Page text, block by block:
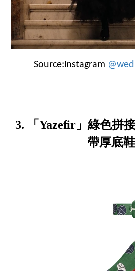
Source:Instagram
3. 「Yazefir」綠色拼
帶厚底鞋